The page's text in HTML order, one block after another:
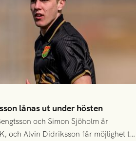
lånas ut under hösten
och Simon Sjöholm är
och Alvin Didriksson får möjlighet till